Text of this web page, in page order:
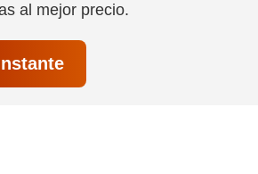
al mejor precio.